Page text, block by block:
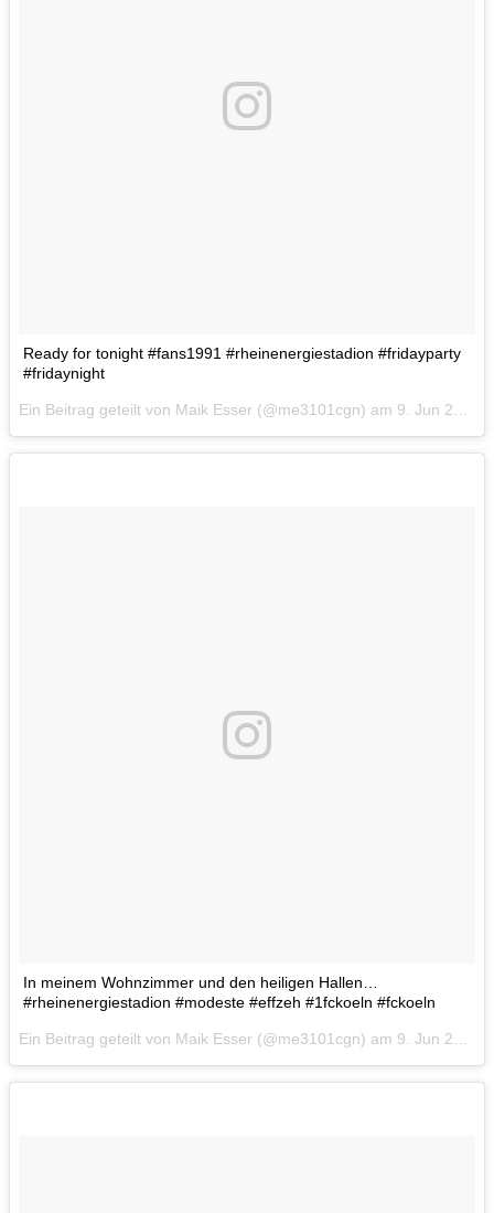
Ready for tonight #fans1991 #rheinenergiestadion #fridayparty
#fridaynight
Ein Beitrag geteilt von Maik Esser (@me3101cgn) am 9. Jun 2017 um 8:13 Uhr
In meinem Wohnzimmer und den heiligen Hallen…
#rheinenergiestadion #modeste #effzeh #1fckoeln #fckoeln
Ein Beitrag geteilt von Maik Esser (@me3101cgn) am 9. Jun 2017 um 12:08 Uhr